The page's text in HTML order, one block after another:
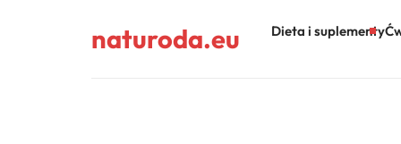
naturoda.eu Dieta i suplementy